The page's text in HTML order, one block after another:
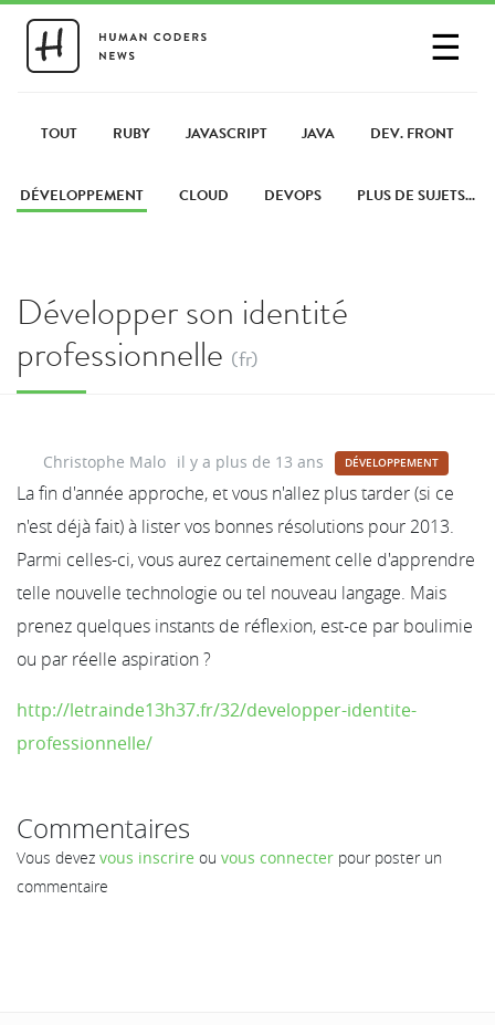
☰
PARTAGER UN LIEN
TOUT RUBY JAVASCRIPT JAVA DEV. FRONT
DÉVELOPPEMENT CLOUD DEVOPS PLUS DE SUJETS...
Développer son identité
professionnelle (fr)
Christophe Malo il y a plus de 13 ans DÉVELOPPEMENT
La fin d'année approche, et vous n'allez plus tarder (si ce
n'est déjà fait) à lister vos bonnes résolutions pour 2013.
Parmi celles-ci, vous aurez certainement celle d'apprendre
telle nouvelle technologie ou tel nouveau langage. Mais
prenez quelques instants de réflexion, est-ce par boulimie
ou par réelle aspiration ?
http://letrainde13h37.fr/32/developper-identite-
professionnelle/
Commentaires
Vous devez vous inscrire ou vous connecter pour poster un
commentaire